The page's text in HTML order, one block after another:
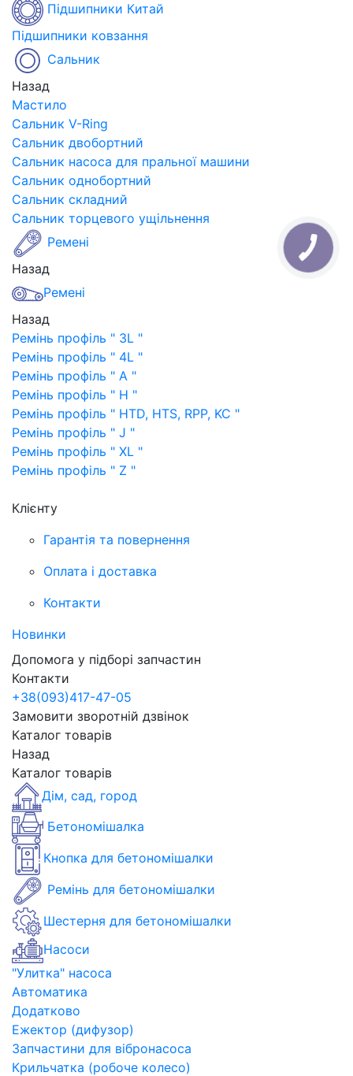
Підшипники Китай
Підшипники ковзання
Сальник
Назад
Мастило
Сальник V-Ring
Сальник двобортний
Сальник насоса для пральної машини
Сальник однобортний
Сальник складний
Сальник торцевого ущільнення
Ремені
Назад
Ремені
Назад
Ремінь профіль " 3L "
Ремінь профіль " 4L "
Ремінь профіль " A "
Ремінь профіль " H "
Ремінь профіль " HTD, HTS, RPP, KC "
Ремінь профіль " J "
Ремінь профіль " XL "
Ремінь профіль " Z "
Клієнту
Гарантія та повернення
Оплата і доставка
Контакти
Новинки
Допомога у підборі запчастин
Контакти
+38(093)417-47-05
Замовити зворотній дзвінок
Каталог товарів
Назад
Каталог товарів
Дім, сад, город
Бетономішалка
Кнопка для бетономішалки
Ремінь для бетономішалки
Шестерня для бетономішалки
Насоси
"Улитка" насоса
Автоматика
Додатково
Ежектор (дифузор)
Запчастини для вібронасоса
Крильчатка (робоче колесо)